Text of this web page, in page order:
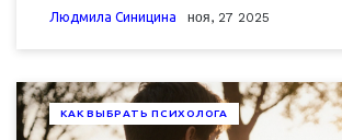
советы, а про возвращение к себе.
Людмила Синицина ноя, 27 2025
КАК ВЫБРАТЬ ПСИХОЛОГА